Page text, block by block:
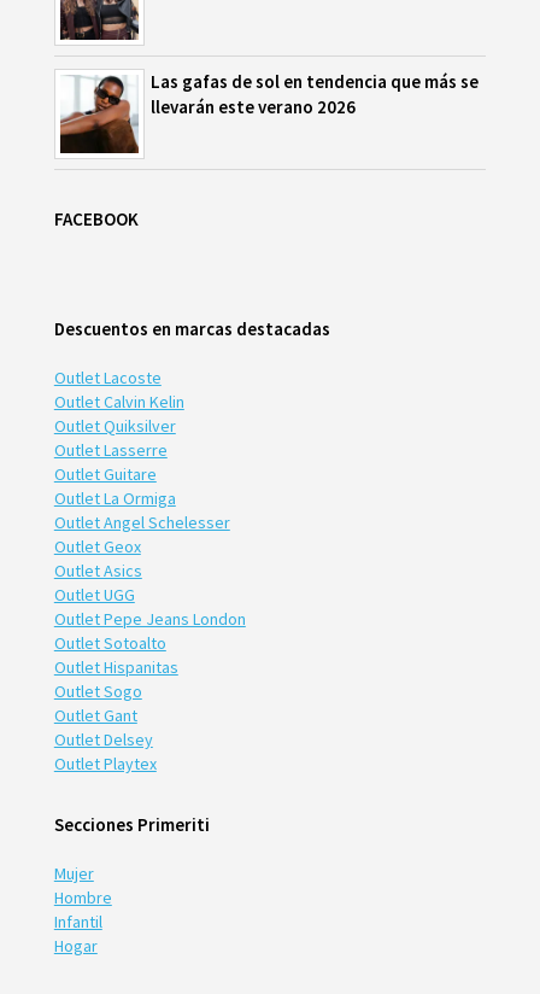
Las gafas de sol en tendencia que más se
llevarán este verano 2026
FACEBOOK
Descuentos en marcas destacadas
Outlet Lacoste
Outlet Calvin Kelin
Outlet Quiksilver
Outlet Lasserre
Outlet Guitare
Outlet La Ormiga
Outlet Angel Schelesser
Outlet Geox
Outlet Asics
Outlet UGG
Outlet Pepe Jeans London
Outlet Sotoalto
Outlet Hispanitas
Outlet Sogo
Outlet Gant
Outlet Delsey
Outlet Playtex
Secciones Primeriti
Mujer
Hombre
Infantil
Hogar